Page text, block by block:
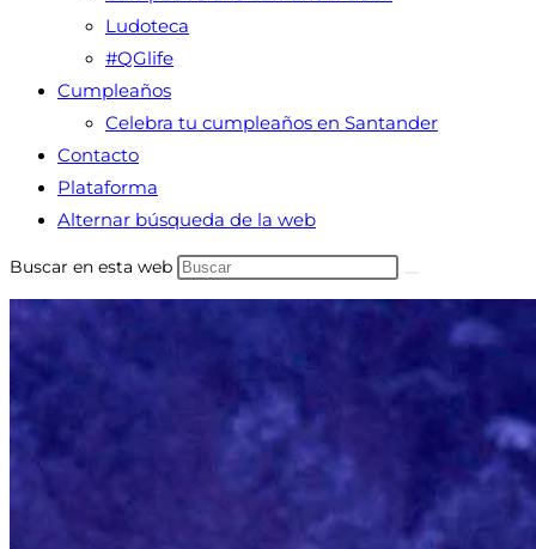
Ludoteca
#QGlife
Cumpleaños
Celebra tu cumpleaños en Santander
Contacto
Plataforma
Alternar búsqueda de la web
Buscar en esta web